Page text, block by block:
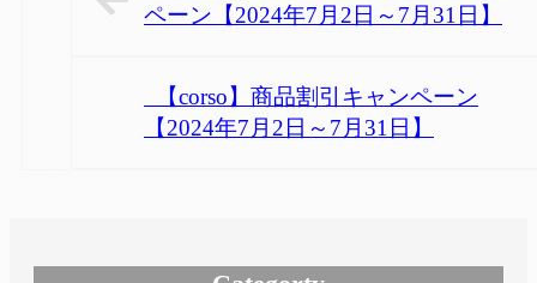
ペーン【2024年7月2日～7月31日】
【corso】商品割引キャンペーン
【2024年7月2日～7月31日】